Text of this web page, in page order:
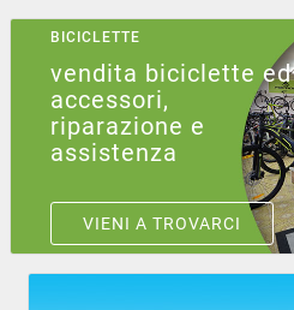
BICICLETTE
vendita biciclette ed
accessori,
riparazione e
assistenza
VIENI A TROVARCI